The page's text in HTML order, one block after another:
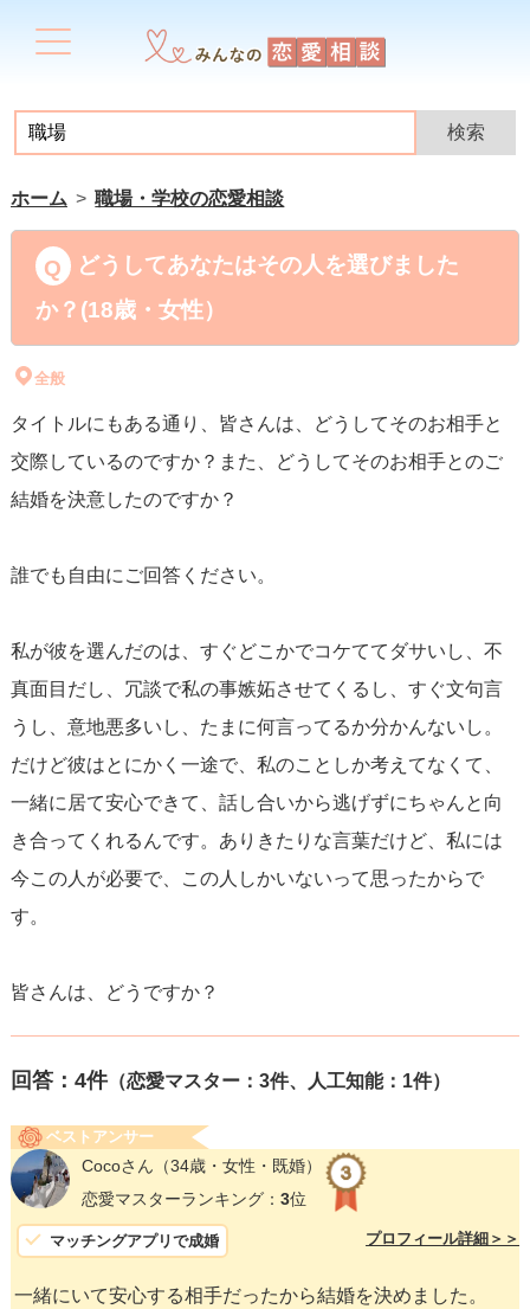
ホーム 職場・学校の恋愛相談
どうしてあなたはその人を選びました
か？(18歳・女性）
全般
タイトルにもある通り、皆さんは、どうしてそのお相手と
交際しているのですか？また、どうしてそのお相手とのご
結婚を決意したのですか？
誰でも自由にご回答ください。
私が彼を選んだのは、すぐどこかでコケててダサいし、不
真面目だし、冗談で私の事嫉妬させてくるし、すぐ文句言
うし、意地悪多いし、たまに何言ってるか分かんないし。
だけど彼はとにかく一途で、私のことしか考えてなくて、
一緒に居て安心できて、話し合いから逃げずにちゃんと向
き合ってくれるんです。ありきたりな言葉だけど、私には
今この人が必要で、この人しかいないって思ったからで
す。
皆さんは、どうですか？
回答： 4件（恋愛マスター：3件、人工知能：1件）
ベストアンサー
Cocoさん （34歳・女性・既婚）
恋愛マスターランキング： 3位
マッチングアプリで成婚 プロフィール詳細＞＞
一緒にいて安心する相手だったから結婚を決めました。